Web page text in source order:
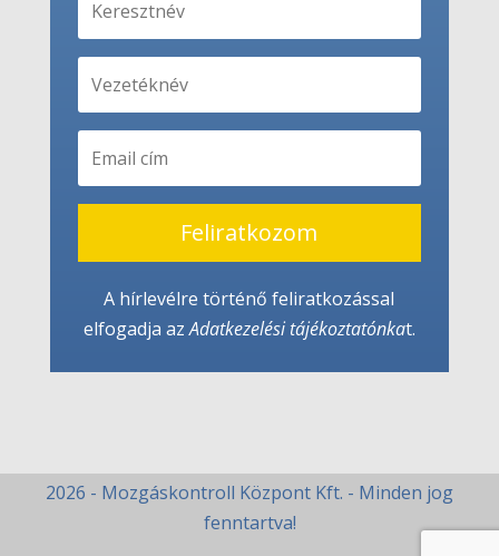
Feliratkozom
A hírlevélre történő feliratkozással
elfogadja azAdatkezelési tájékoztatónkat.
2026 - Mozgáskontroll Központ Kft. - Minden jog
fenntartva!